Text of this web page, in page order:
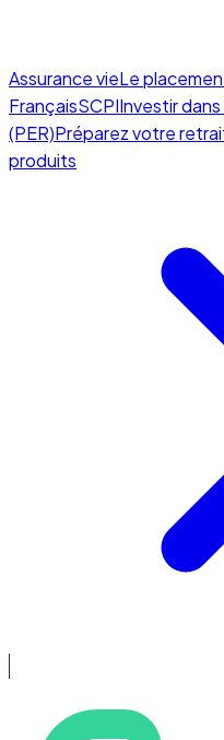
Assurance vieLe
FrançaisSCPIInvestir
(PER)Préparez votre
produits